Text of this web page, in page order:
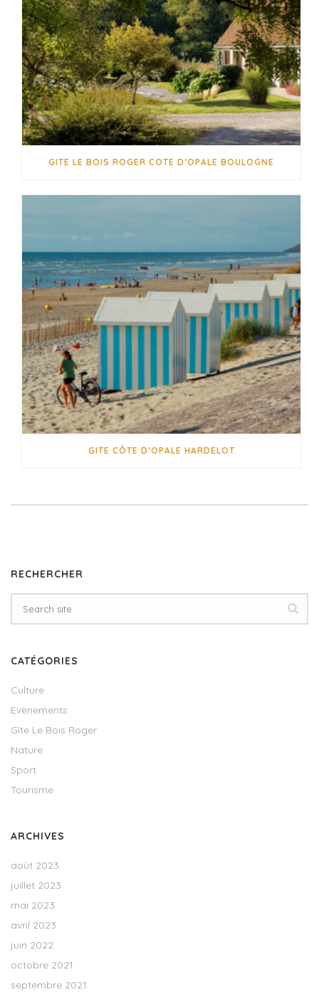
GITE LE BOIS ROGER COTE D’OPALE BOULOGNE
GITE CÔTE D’OPALE HARDELOT
RECHERCHER
CATÉGORIES
Culture
Evènements
Gîte Le Bois Roger
Nature
Sport
Tourisme
ARCHIVES
août 2023
juillet 2023
mai 2023
avril 2023
juin 2022
octobre 2021
septembre 2021